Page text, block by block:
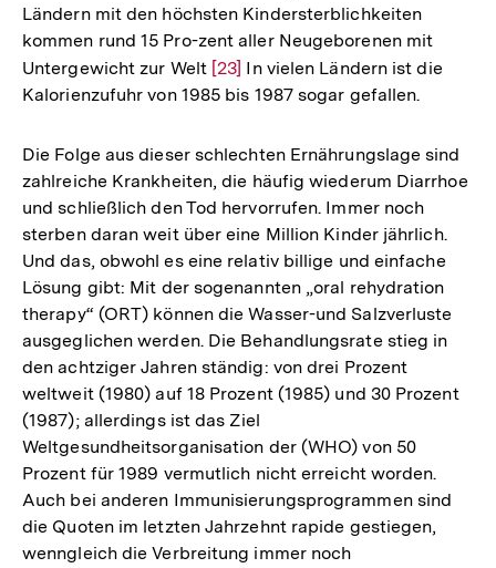
Ländern mit den höchsten Kindersterblichkeiten
kommen rund 15 Pro-zent aller Neugeborenen mit
Untergewicht zur Welt Zur
Auflösung
Fußnote
[23] In vielen Ländern ist die
Kalorienzufuhr von 1985 bis 1987 sogar gefallen.
Die Folge aus dieser schlechten Ernährungslage sind
zahlreiche Krankheiten, die häufig wiederum Diarrhoe
und schließlich den Tod hervorrufen. Immer noch
sterben daran weit über eine Million Kinder jährlich.
Und das, obwohl es eine relativ billige und einfache
Lösung gibt: Mit der sogenannten „oral rehydration
therapy“ (ORT) können die Wasser-und Salzverluste
ausgeglichen werden. Die Behandlungsrate stieg in
den achtziger Jahren ständig: von drei Prozent
weltweit (1980) auf 18 Prozent (1985) und 30 Prozent
(1987); allerdings ist das Ziel
Weltgesundheitsorganisation der (WHO) von 50
Prozent für 1989 vermutlich nicht erreicht worden.
Auch bei anderen Immunisierungsprogrammen sind
die Quoten im letzten Jahrzehnt rapide gestiegen,
wenngleich die Verbreitung immer noch